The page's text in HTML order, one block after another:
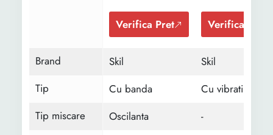
300 m/min viteza
banda + sac pentru
praf + 1 banda
Verifica Pret
praf, 3 banzi de
hartie
Verifica Pret
Brand Skil
Skil
Tip
Cu banda
Cu vibratii
Tip miscare
Oscilanta
-